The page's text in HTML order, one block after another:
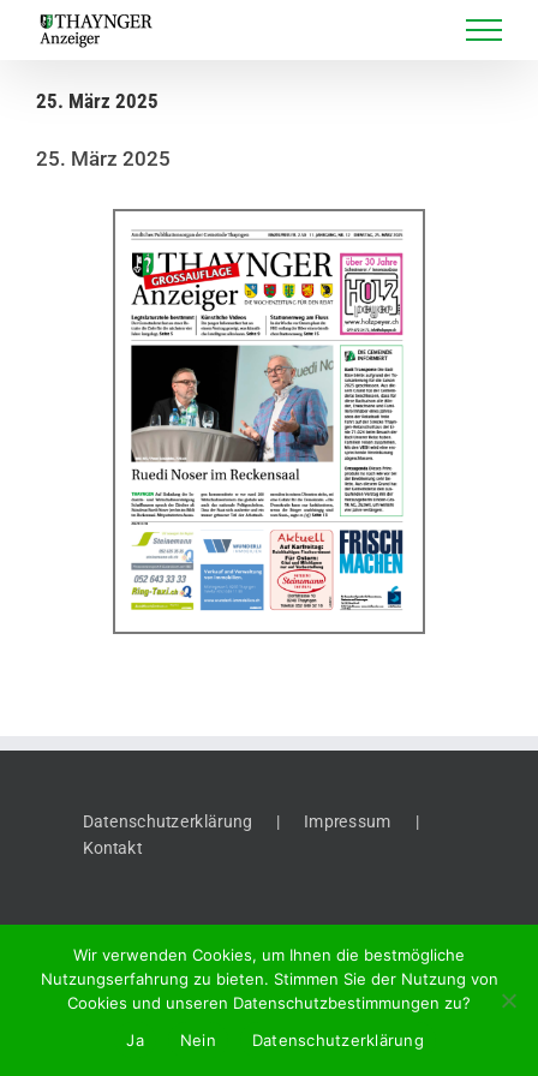
25. März 2025
25. März 2025
Datenschutzerklärung
Impressum
Kontakt
2026 "Thaynger Anzeiger", Meier + Cie AG, Vordergasse 58, 8201
Schaffhausen
Wir verwenden Cookies, um Ihnen die bestmögliche
Nutzungserfahrung zu bieten. Stimmen Sie der Nutzung von
Cookies und unseren Datenschutzbestimmungen zu?
Ja
Nein Datenschutzerklärung